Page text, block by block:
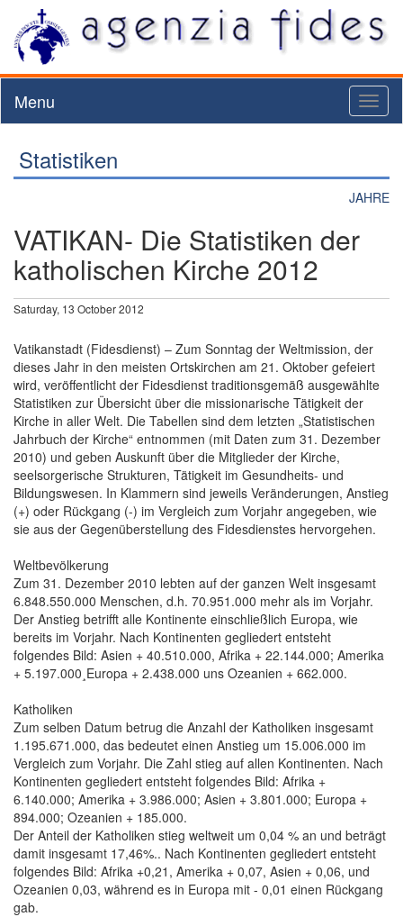
Menu
Statistiken
JAHRE
VATIKAN- Die Statistiken der
katholischen Kirche 2012
Saturday, 13 October 2012
Vatikanstadt (Fidesdienst) – Zum Sonntag der Weltmission, der
dieses Jahr in den meisten Ortskirchen am 21. Oktober gefeiert
wird, veröffentlicht der Fidesdienst traditionsgemäß ausgewählte
Statistiken zur Übersicht über die missionarische Tätigkeit der
Kirche in aller Welt. Die Tabellen sind dem letzten „Statistischen
Jahrbuch der Kirche“ entnommen (mit Daten zum 31. Dezember
2010) und geben Auskunft über die Mitglieder der Kirche,
seelsorgerische Strukturen, Tätigkeit im Gesundheits- und
Bildungswesen. In Klammern sind jeweils Veränderungen, Anstieg
(+) oder Rückgang (-) im Vergleich zum Vorjahr angegeben, wie
sie aus der Gegenüberstellung des Fidesdienstes hervorgehen.
Weltbevölkerung
Zum 31. Dezember 2010 lebten auf der ganzen Welt insgesamt
6.848.550.000 Menschen, d.h. 70.951.000 mehr als im Vorjahr.
Der Anstieg betrifft alle Kontinente einschließlich Europa, wie
bereits im Vorjahr. Nach Kontinenten gegliedert entsteht
folgendes Bild: Asien + 40.510.000, Afrika + 22.144.000; Amerika
+ 5.197.000¸Europa + 2.438.000 uns Ozeanien + 662.000.
Katholiken
Zum selben Datum betrug die Anzahl der Katholiken insgesamt
1.195.671.000, das bedeutet einen Anstieg um 15.006.000 im
Vergleich zum Vorjahr. Die Zahl stieg auf allen Kontinenten. Nach
Kontinenten gegliedert entsteht folgendes Bild: Afrika +
6.140.000; Amerika + 3.986.000; Asien + 3.801.000; Europa +
894.000; Ozeanien + 185.000.
Der Anteil der Katholiken stieg weltweit um 0,04 % an und beträgt
damit insgesamt 17,46%.. Nach Kontinenten gegliedert entsteht
folgendes Bild: Afrika +0,21, Amerika + 0,07, Asien + 0,06, und
Ozeanien 0,03, während es in Europa mit - 0,01 einen Rückgang
gab.